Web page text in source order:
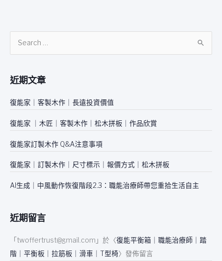
鍵
字
:
近期文章
復能家｜客製木作｜長遠投資價值
復能家 ｜木匠｜客製木作｜松木拼板｜作品欣賞
復能家訂製木作 Q&A注意事項
復能家｜訂製木作｜尺寸標示｜報價方式｜松木拼板
AI生成｜中風動作恢復階段2.3：職能治療師帶您重拾生活自主
近期留言
「 twoffertrust@gmail.com 」於〈復能平衡箱｜職能治療師｜踏
階｜平衡板｜拉筋板｜滑車｜T型椅〉發佈留言